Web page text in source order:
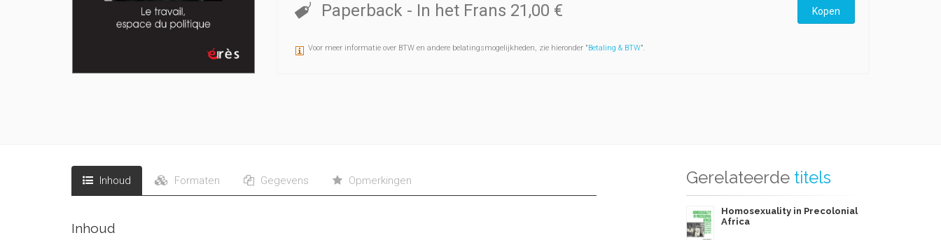
Paperback - In het Frans 21,00 € Kopen
Voor meer informatie over BTW en andere belatingsmogelijkheden, zie hieronder "Betaling & BTW".
Inhoud Formaten Gegevens Opmerkingen
Inhoud
Gerelateerde titels
Homosexuality in Precolonial
Africa